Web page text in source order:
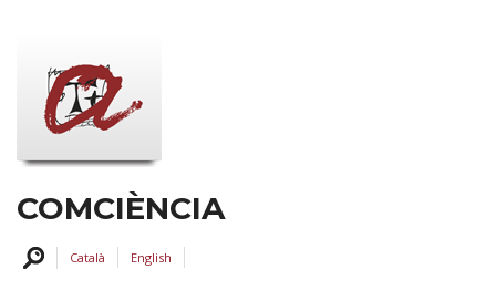
FORMACIÓN Y APOYO
CONTACTO
COMCIÈNCIA
Català English